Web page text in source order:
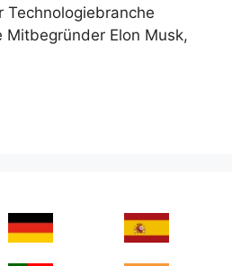
Technologiebranche
Mitbegründer Elon Musk,